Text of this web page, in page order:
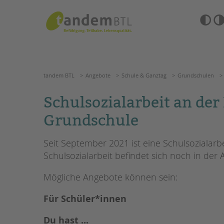
Barrierefrei-
ANGEBOTE
KITA & FRÜHE HILFEN
SCHULE & GANZTAG
Grundschulen
Förderzentren
EFöB
Tagesgruppen
BETREUTES
tandem BTL Angebote
tandem BTL Angebote Schule & Ganztag Grundschulen
Schulsozialarbeit an
Grundschule
Seit September 2021 ist eine
Schulsozialarbeit befindet sich noch in der
Mögliche Angebote können sein:
Für Schüler*innen
Du hast ...